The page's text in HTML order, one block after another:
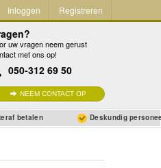
Inloggen Registreren
uw vragen neem gerust
met ons op!
050-312 69 50
NEEM CONTACT OP
betalen Deskundig